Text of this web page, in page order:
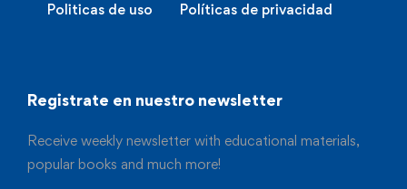
Politicas de uso Políticas de privacidad
Registrate en nuestro newsletter
Receive weekly newsletter with educational materials,
popular books and much more!